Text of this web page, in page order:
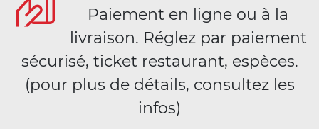
Paiement en ligne ou à la
livraison. Réglez par paiement
sécurisé, ticket restaurant, espèces.
(pour plus de détails, consultez les
infos)